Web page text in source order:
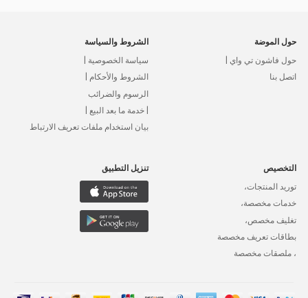
حول الموضة
حول فاشون تي واي |
اتصل بنا
الشروط والسياسة
سياسة الخصوصية |
الشروط والأحكام |
الرسوم والضرائب
| خدمة ما بعد البيع |
بيان استخدام ملفات تعريف الارتباط
التخصيص
توريد المنتجات،
خدمات مخصصة،
تغليف مخصص،
بطاقات تعريف مخصصة
، ملصقات مخصصة
تنزيل التطبيق